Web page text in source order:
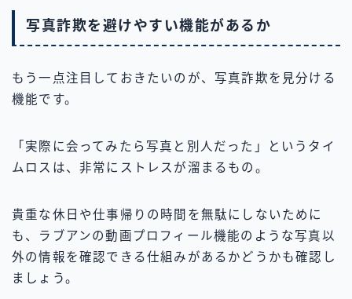
写真詐欺を避けやすい機能があるか
もう一点注目しておきたいのが、写真詐欺を見分ける
機能です。
「実際に会ってみたら写真と別人だった」というタイ
ムロスは、非常にストレスが溜まるもの。
貴重な休日や仕事帰りの時間を無駄にしないために
も、ラブアンの動画プロフィール機能のような写真以
外の情報を確認できる仕組みがあるかどうかも確認し
ましょう。